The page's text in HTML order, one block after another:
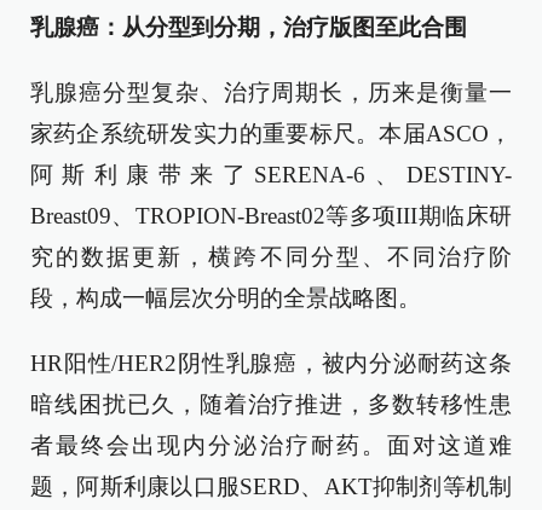
乳腺癌：从分型到分期，治疗版图至此合围
乳腺癌分型复杂、治疗周期长，历来是衡量一
家药企系统研发实力的重要标尺。本届ASCO，
阿斯利康带来了SERENA-6、DESTINY-
Breast09、TROPION-Breast02等多项III期临床研
究的数据更新，横跨不同分型、不同治疗阶
段，构成一幅层次分明的全景战略图。
HR阳性/HER2阴性乳腺癌，被内分泌耐药这条
暗线困扰已久，随着治疗推进，多数转移性患
者最终会出现内分泌治疗耐药。面对这道难
题，阿斯利康以口服SERD、AKT抑制剂等机制